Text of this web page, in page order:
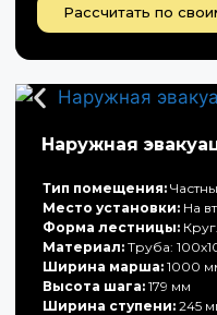
Рассчитать по
Наружная
Тип помещения:
Место установки: На
Форма лестницы:
Материал: Труба:
Ширина марша: 1000
Высота шага: 179 мм
Ширина ступени: 245